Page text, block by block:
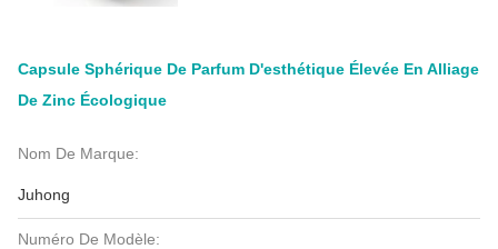
Capsule Sphérique De Parfum D'esthétique Élevée En Alliage
De Zinc Écologique
Nom De Marque:
Juhong
Numéro De Modèle: